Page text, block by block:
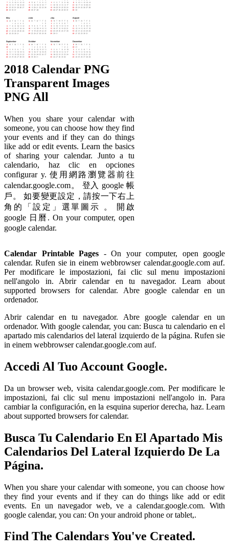
2018 Calendar PNG
Transparent Images
PNG All
When you share your calendar with
someone, you can choose how they find
your events and if they can do things
like add or edit events. Learn the basics
of sharing your calendar. Junto a tu
calendario, haz clic en opciones
configurar y. 使用網路瀏覽器前往
calendar.google.com。 登入 google 帳
戶。 如要變更設定，請按一下右上
角的「設定」選單圖示 。 開啟
google 日曆. On your computer, open
google calendar.
Calendar Printable Pages - On your computer, open google
calendar. Rufen sie in einem webbrowser calendar.google.com auf.
Per modificare le impostazioni, fai clic sul menu impostazioni
nell'angolo in. Abrir calendar en tu navegador. Learn about
supported browsers for calendar. Abre google calendar en un
ordenador.
Abrir calendar en tu navegador. Abre google calendar en un
ordenador. With google calendar, you can: Busca tu calendario en el
apartado mis calendarios del lateral izquierdo de la página. Rufen sie
in einem webbrowser calendar.google.com auf.
Accedi Al Tuo Account Google.
Da un browser web, visita calendar.google.com. Per modificare le
impostazioni, fai clic sul menu impostazioni nell'angolo in. Para
cambiar la configuración, en la esquina superior derecha, haz. Learn
about supported browsers for calendar.
Busca Tu Calendario En El Apartado Mis
Calendarios Del Lateral Izquierdo De La
Página.
When you share your calendar with someone, you can choose how
they find your events and if they can do things like add or edit
events. En un navegador web, ve a calendar.google.com. With
google calendar, you can: On your android phone or tablet,.
Find The Calendars You've Created.